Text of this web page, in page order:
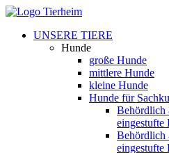
UNSERE TIERE
Hunde
große Hunde
mittlere Hunde
kleine Hunde
Hunde für
Behördlich
eingestufte
Behördlich
eingestufte